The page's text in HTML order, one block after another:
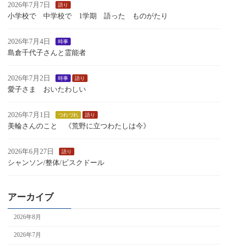
2026年7月7日 語り
小学校で 中学校で 1学期 語った ものがたり
2026年7月4日 時事
島倉千代子さんと霊能者
2026年7月2日 時事 語り
愛子さま おいたわしい
2026年7月1日 つれづれ 語り
美輪さんのこと 《荒野に立つわたしは今》
2026年6月27日 語り
シャンソン/整体/ビスクドール
アーカイブ
2026年8月
2026年7月